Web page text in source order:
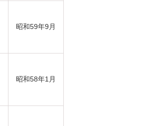
昭和59年9月
昭和58年1月